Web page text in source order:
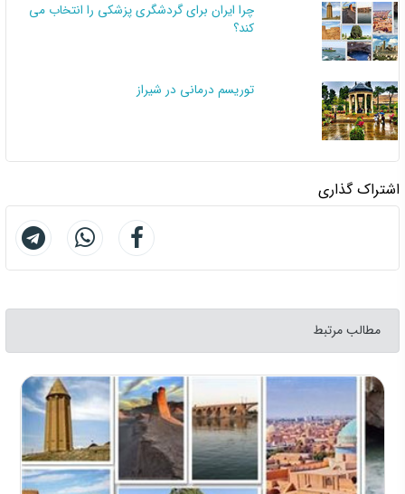
چرا ایران برای گردشگری پزشکی را انتخاب می
کند؟
توریسم درمانی در شیراز
اشتراک گذاری
مطالب مرتبط